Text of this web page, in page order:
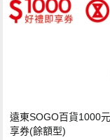
遠東SOGO百貨1000
享券(餘額型)